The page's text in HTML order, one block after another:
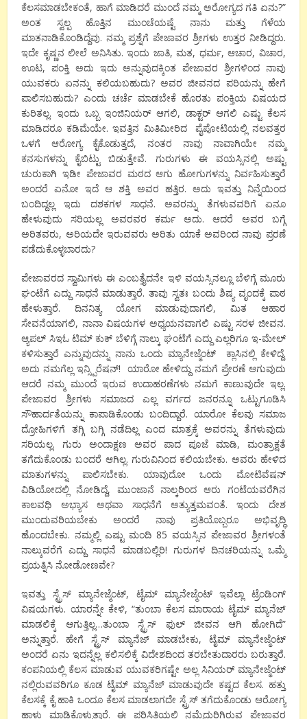
ಕೆಲಸಮಾಡಬೇಕಂತೆ, ಹಾಗೆ ಮಾಡಿದರೆ ಮುಂದೆ ನಮ್ಮ ಅರೋಗ್ಯದ ಗತಿ ಏನು?”
ಅಂತ ಸ್ವಲ್ಪ ಹೊತ್ತಿನ ಮುಂಚೆಯಷ್ಟೆ ನಾನು ಮತ್ತು ಗೆಳೆಯ
ಮಾತನಾಡಿಕೊಂಡಿದ್ದೆವು. ನಮ್ಮ ಪ್ರಶ್ನೆಗೆ ಪೇಜಾವರ ಶ್ರೀಗಳು ಉತ್ತರ ನೀಡಿದ್ದರು.
ಇದೇ ಕೃಷ್ಣನ ಲೀಲೆ ಅನಿಸಿತು. ಇಂದು ಜಾತಿ, ಮತ, ಧರ್ಮ, ಆಚಾರ, ವಿಚಾರ,
ಊಟ, ಪಂಕ್ತಿ ಅದು ಇದು ಅನ್ನುವುದಕ್ಕಿಂತ ಪೇಜಾವರ ಶ್ರೀಗಳಿಂದ ನಾವು
ಯುವಕರು ಏನನ್ನು ಕಲಿಯಬಹುದು? ಅವರ ಜೀವನದ ಪರಿಯನ್ನು ಹೇಗೆ
ಪಾಲಿಸಬಹುದು? ಎಂದು ಚರ್ಚೆ ಮಾಡಬೇಕೆ ಹೊರತು ಪಂಕ್ತಿಯ ವಿಷಯದ
ಕುರಿತಲ್ಲ. ಇಂದು ಒಬ್ಬ ಇಂಜಿನಿಯರ್ ಆಗಲಿ, ಡಾಕ್ಟರ್ ಆಗಲಿ ಎಷ್ಟು ಕೆಲಸ
ಮಾಡಿದರೂ ಕಡಿಮೆಯೇ. ಇವತ್ತಿನ ಮಿತಿಮೀರಿದ ಪೈಪೋಟಿಯಲ್ಲಿ ನಲವತ್ತರ
ಒಳಗೆ ಆರೋಗ್ಯ ಕೈಕೊಡುತ್ತದೆ, ನಂತರ ನಾವು ನಾವಾಗಿಯೇ ನಮ್ಮ
ಕನಸುಗಳನ್ನು ಕೈಬಿಟ್ಟು ಬಿಡುತ್ತೇವೆ. ಗುರುಗಳು ಈ ವಯಸ್ಸಿನಲ್ಲಿ ಅಷ್ಟು
ಚುರುಕಾಗಿ ಇಡೀ ಪೇಜಾವರ ಮಠದ ಆಗು ಹೋಗುಗಳನ್ನು ನಿರ್ವಹಿಸುತ್ತಾರೆ
ಅಂದರೆ ಏನೋ ಇದೆ ಆ ಶಕ್ತಿ ಅವರ ಹತ್ತಿರ. ಅದು ಇವತ್ತು ನಿನ್ನೆಯಿಂದ
ಬಂದಿದ್ದಲ್ಲ ಇದು ದಶಕಗಳ ಸಾಧನೆ. ಅವರನ್ನು ತೆಗಳುವವರಿಗೆ ಏನೂ
ಹೇಳುವುದು ಸರಿಯಲ್ಲ ಅವರವರ ಕರ್ಮ ಅದು. ಆದರೆ ಅವರ ಬಗ್ಗೆ
ಅರಿತವರು, ಅರಿಯದೇ ಇರುವವರು ಅರಿತು ಯಾಕೆ ಅವರಿಂದ ನಾವು ಪ್ರರಣೆ
ಪಡೆದುಕೊಳ್ಳಬಾರದು?
ಪೇಜಾವರದ ಸ್ವಾಮಿಗಳು ಈ ಎಂಬತ್ತೈದನೇ ಇಳಿ ವಯಸ್ಸಿನಲ್ಲೂ ಬೆಳಿಗ್ಗೆ ಮೂರು
ಘಂಟೆಗೆ ಎದ್ದು ಸಾಧನೆ ಮಾಡುತ್ತಾರೆ. ತಾವು ಸ್ವತಃ ಬಂದು ಶಿಷ್ಯ ವೃಂದಕ್ಕೆ ಪಾಠ
ಹೇಳುತ್ತಾರೆ. ದಿನನಿತ್ಯ ಯೋಗ ಮಾಡುವುದಾಗಲಿ, ಮಿತ ಆಹಾರ
ಸೇವನೆಯಾಗಲಿ, ನಾನಾ‌ ವಿಷಯಗಳ ಅಧ್ಯಯನವಾಗಲಿ ಎಷ್ಟು ಸರಳ ಜೀವನ.
ಆ್ಯಪಲ್ ಸಿಇಓ ಟಿಮ್ ಕುಕ್ ಬೆಳಿಗ್ಗೆ ನಾಲ್ಕು ಘಂಟೆಗೆ ಎದ್ದು ಎಲ್ಲರಿಗೂ ಇ-ಮೇಲ್
ಕಳಿಸುತ್ತಾರೆ ಎನ್ನುವುದನ್ನು ನಾನು ಒಂದು ಮ್ಯಾನೇಜ್ಮೆಂಟ್ ಕ್ಲಾಸಿನಲ್ಲಿ ಕೇಳಿದ್ದೆ.
ಅದು ನಮಗೆಲ್ಲ ಇನ್ಸ್ಪಿರೆಷನ್! ಯಾರೋ ಹೇಳಿದ್ದು ನಮಗೆ ಪ್ರೇರಣೆ ಆಗುವುದು
ಆದರೆ ನಮ್ಮ ಮುಂದೆ ಇರುವ ಉದಾಹರಣೆಗಳು ನಮಗೆ ಕಾಣುವುದೇ ಇಲ್ಲ.
ಪೇಜಾವರ ಶ್ರೀಗಳು ಸಮಾಜದ ಎಲ್ಲ ವರ್ಗದ ಜನರನ್ನೂ ಒಟ್ಟುಗೂಡಿಸಿ
ಸೌಹಾರ್ದತೆಯನ್ನು ಕಾಪಾಡಿಕೊಂಡು ಬಂದಿದ್ದಾರೆ. ಯಾರೋ ಕೆಲವು ಸಮಾಜ
ದ್ರೋಹಿಗಳಿಗೆ ತಗ್ಗಿ ಬಗ್ಗಿ ನಡೆದಿಲ್ಲ ಎಂದ ಮಾತ್ರಕ್ಕೆ ಅವರನ್ನು ತೆಗಳುವುದು
ಸರಿಯಲ್ಲ. ಗುರು ಅಂದಾಕ್ಷಣ ಅವರ ಪಾದ ಪೂಜೆ ಮಾಡಿ, ಮಂತ್ರಾಕ್ಷತೆ
ತಗೆದುಕೊಂಡು ಬಂದರೆ ಆಗಿಲ್ಲ. ಗುರುವಿನಿಂದ ಕಲಿಯಬೇಕು. ಅವರು ಹೇಳಿದ
ಮಾತುಗಳನ್ನು ಪಾಲಿಸಬೇಕು. ಯಾವುದೋ ಒಂದು ಮೋಟಿವೆಷನ್
ವಿಡಿಯೋದಲ್ಲಿ ನೋಡಿದ್ದೆ, ಮುಂಜಾನೆ ನಾಲ್ಕರಿಂದ ಆರು ಗಂಟೆಯವರೆಗಿನ
ಕಾಲವಧಿ ಅಭ್ಯಾಸ ಅಥವಾ ಸಾಧನೆಗೆ ಅತ್ಯುತ್ತಮವಂತೆ. ಇಂದು ದೇಶ
ಮುಂದುವರಿಯಬೇಕು ಅಂದರೆ ನಾವು ಪ್ರತಿಯೊಬ್ಬರೂ ಅಭಿವೃದ್ಧಿ
ಹೊಂದಬೇಕು. ನಮ್ಮಲ್ಲಿ ಎಷ್ಟು ಮಂದಿ 85 ವಯಸ್ಸಿನ ಪೇಜಾವರ ಶ್ರೀಗಳಂತೆ
ನಾಲ್ಕುವರೆಗೆ ಎದ್ದು ಸಾಧನೆ ಮಾಡಬಲ್ಲಿರಿ! ಗುರುಗಳ ದಿನಚರಿಯನ್ನು ಒಮ್ಮೆ
ಪ್ರಯತ್ನಿಸಿ‌ ನೋಡೋಣವೇ?
ಇವತ್ತು ಸ್ಟ್ರೆಸ್ ಮ್ಯಾನೇಜ್ಮೆಂಟ್, ಟೈಮ್ ಮ್ಯಾನೇಜ್ಮೆಂಟ್ ಇವೆಲ್ಲಾ ಟ್ರೆಂಡಿಂಗ್
ವಿಷಯಗಳು. ಯಾರನ್ನೇ ಕೇಳಿ, “ತುಂಬಾ ಕೆಲಸ ಮಾರಾಯ ಟೈಮ್ ಮ್ಯಾನೆಜ್
ಮಾಡಲಿಕ್ಕೆ ಆಗುತ್ತಿಲ್ಲ…ತುಂಬಾ ಸ್ಟ್ರೆಸ್ ಫುಲ್ ಜೀವನ ಆಗಿ ಹೋಗಿದೆ”
ಅನ್ನುತ್ತಾರೆ. ಹೇಗೆ ಸ್ಟ್ರೆಸ್ ಮ್ಯಾನೆಜ್ ಮಾಡಬೇಕು, ಟೈಮ್ ಮ್ಯಾನೇಜ್ಮೆಂಟ್
ಅಂದರೆ ಏನು ಇದನ್ನೆಲ್ಲ ಕಲಿಸಲಿಕ್ಕೆ ವಿದೇಶದಿಂದ ತರಬೇತುದಾರರು ಬರುತ್ತಾರೆ.
ಕಂಪನಿಯಲ್ಲಿ ಕೆಲಸ‌ ಮಾಡುವ ಯುವಕರಿಗಷ್ಟೇ ಅಲ್ಲ ಸಿನಿಯರ್ ಮ್ಯಾನೇಜ್ಮೆಂಟ್
ನಲ್ಲಿರುವವರಿಗೂ ಕೂಡ ಟೈಮ್ ಮ್ಯಾನೆಜ್ ಮಾಡುವುದೇ ಕಷ್ಟದ ಕೆಲಸ. ಹತ್ತು
ಕೆಲಸಕ್ಕೆ ಕೈ ಹಾಕಿ ಒಂದೂ ಕೆಲಸ ಮಾಡಲಾಗದೇ ಸ್ಟ್ರೆಸ್ ತಗೆದುಕೊಂಡು ಆರೋಗ್ಯ
ಹಾಳು ಮಾಡಿಕೊಳ್ಳುತ್ತಾರೆ. ಈ ಪರಿಸ್ಥಿತಿಯಲ್ಲಿ ನಮ್ಮೆದುರಿಗಿರುವ ಪೇಜಾವರ